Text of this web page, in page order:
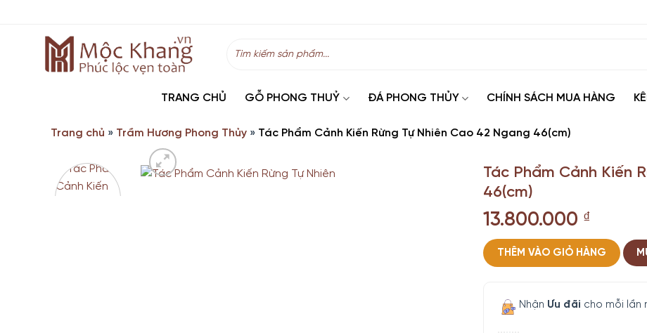
kiếm:
TRANG CHỦ GỖ PHONG THUỶ ĐÁ PHONG THỦY CHÍNH SÁCH MUA HÀNG
Trang chủ » Trầm Hương Phong Thủy » Tác Phẩm Cảnh Kiến Rừng Tự Nhiên Cao 42 Ngang 46(cm)
Tác Phẩm Cảnh Kiến
46(cm)
13.800.000 ₫
THÊM VÀO GIỎ HÀNG
Nhận Ưu đãi cho mỗi lần